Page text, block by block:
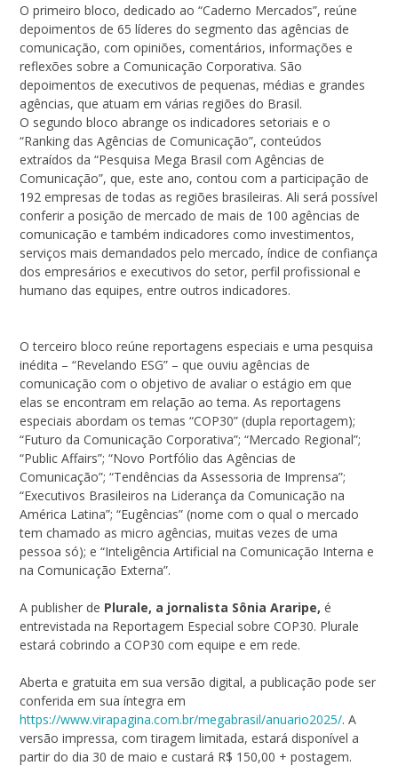
O primeiro bloco, dedicado ao “Caderno Mercados”, reúne
depoimentos de 65 líderes do segmento das agências de
comunicação, com opiniões, comentários, informações e
reflexões sobre a Comunicação Corporativa. São
depoimentos de executivos de pequenas, médias e grandes
agências, que atuam em várias regiões do Brasil.
O segundo bloco abrange os indicadores setoriais e o
“Ranking das Agências de Comunicação”, conteúdos
extraídos da “Pesquisa Mega Brasil com Agências de
Comunicação”, que, este ano, contou com a participação de
192 empresas de todas as regiões brasileiras. Ali será possível
conferir a posição de mercado de mais de 100 agências de
comunicação e também indicadores como investimentos,
serviços mais demandados pelo mercado, índice de confiança
dos empresários e executivos do setor, perfil profissional e
humano das equipes, entre outros indicadores.
O terceiro bloco reúne reportagens especiais e uma pesquisa
inédita – “Revelando ESG” – que ouviu agências de
comunicação com o objetivo de avaliar o estágio em que
elas se encontram em relação ao tema. As reportagens
especiais abordam os temas “COP30” (dupla reportagem);
“Futuro da Comunicação Corporativa”; “Mercado Regional”;
“Public Affairs”; “Novo Portfólio das Agências de
Comunicação”; “Tendências da Assessoria de Imprensa”;
“Executivos Brasileiros na Liderança da Comunicação na
América Latina”; “Eugências” (nome com o qual o mercado
tem chamado as micro agências, muitas vezes de uma
pessoa só); e “Inteligência Artificial na Comunicação Interna e
na Comunicação Externa”.
A publisher de Plurale, a jornalista Sônia Araripe, é
entrevistada na Reportagem Especial sobre COP30. Plurale
estará cobrindo a COP30 com equipe e em rede.
Aberta e gratuita em sua versão digital, a publicação pode ser
conferida em sua íntegra em
https://www.virapagina.com.br/megabrasil/anuario2025/. A
versão impressa, com tiragem limitada, estará disponível a
partir do dia 30 de maio e custará R$ 150,00 + postagem.